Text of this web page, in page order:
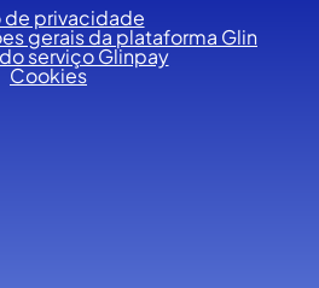
de privacidade
gerais da plataforma Glin
serviço Glinpay
Cookies